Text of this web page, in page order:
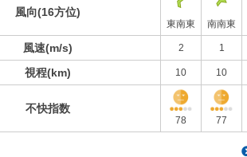
風向(16方位)
東南東 南南東
風速(m/s) 2 1
視程(km) 10 10
不快指数
78 77